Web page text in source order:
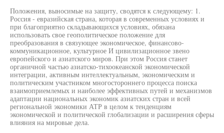
Положения, выносимые на защиту, сводятся к следующему: 1.
Россия - евразийская страна, которая в современных условиях и
при благоприятно складывающихся условиях, обязана
использовать свое геополитическое положение для
преобразования в связующее экономическое, финансово-
коммуникационное, культурное И цивилизационное звено
европейского и азиатского миров. При этом Россия станет
органичной частью азиатско-тихоокеанской экономической
интеграции, активным интеллектуальным, экономическим и
политическим участником многостороннего процесса поиска
взаимоприемлемых и наиболее эффективных путей и механизмов
адаптации национальных экономик азиатских стран и всей
региональной экономики АТР в целом к тенденциям
экономической и политической глобализации и расширения сферы
влияния на мировые дела.